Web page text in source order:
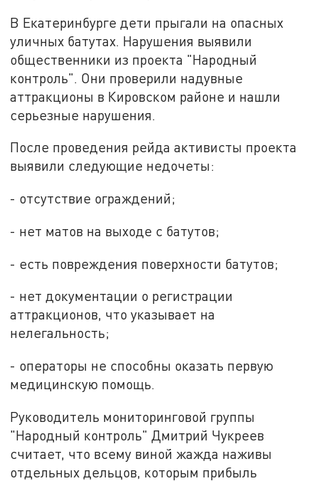
В Екатеринбурге дети прыгали на опасных
уличных батутах. Нарушения выявили
общественники из проекта "Народный
контроль". Они проверили надувные
аттракционы в Кировском районе и нашли
серьезные нарушения.
После проведения рейда активисты проекта
выявили следующие недочеты:
- отсутствие ограждений;
- нет матов на выходе с батутов;
- есть повреждения поверхности батутов;
- нет документации о регистрации
аттракционов, что указывает на
нелегальность;
- операторы не способны оказать первую
медицинскую помощь.
Руководитель мониторинговой группы
"Народный контроль" Дмитрий Чукреев
считает, что всему виной жажда наживы
отдельных дельцов, которым прибыль